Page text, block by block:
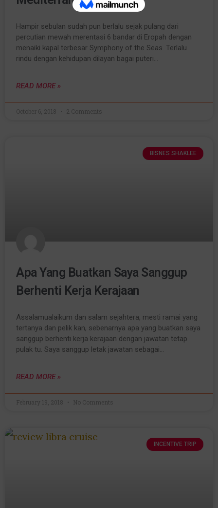
Hampir sebulan sudah pun berlalu sejak pulang dari
percutian mewah merentasi 6 bandar di Eropah dengan
menaiki kapal terbesar Symphony of the Seas. Terlalu
rindu dengan kehidupan dilayan bagai puteri…
READ MORE »
October 6, 2018 2 Comments
BISNES SHAKLEE
Apa Yang Buatkan Saya Sanggup
Berhenti Kerja Kerajaan
Assalamualaikum dan salam sejahtera, mesti ramai yang
tertanya dan pelik kan, sebenarnya apa yang buatkan saya
sanggup berhenti kerja kerajaan dengan jawatan tetap
pulak tu. Saya sanggup letak jawatan sebagai…
READ MORE »
February 19, 2018 No Comments
INCENTIVE TRIP